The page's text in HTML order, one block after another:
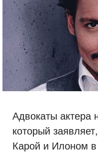
Адвокаты актера
который
Карой и Илоном